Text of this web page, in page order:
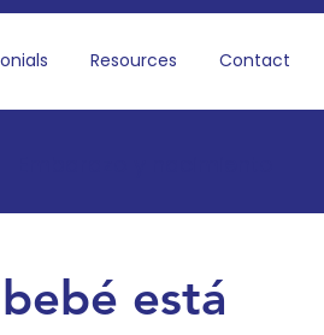
Resources Contact
está